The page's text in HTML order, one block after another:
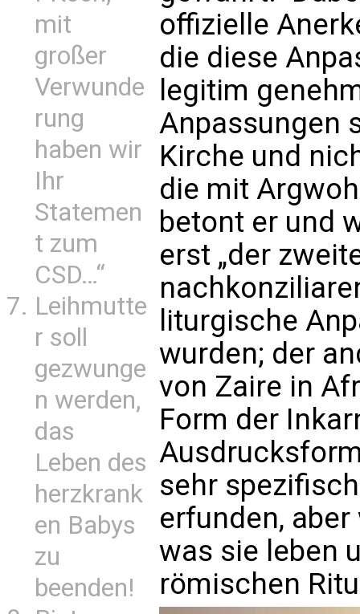
mit
großer
Verwunde
rung
haben wir
Ihr
Statemen
t zum
CSD…“
Leihmutte
r soll
gezwunge
n werden,
das
Leben des
herzkrank
en Babys
zu
beenden!
offizielle
die diese
legitim
Anpassungen
Kirche und
die mit
betont er und
erst „der
liturgische
wurden; der
von Zaire in
Form der
sehr
erfunden,
was sie leben
römischen